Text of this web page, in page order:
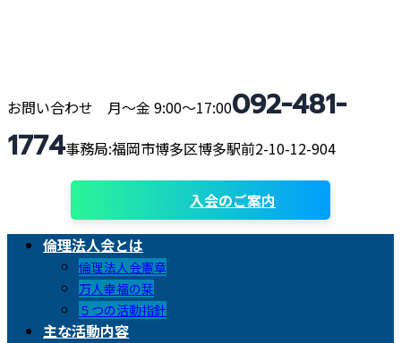
ツ
ス
シ
ン
お問い合わせ 月〜金 9:00〜17:00092-481-
1774事務局:福岡市博多区博多駅前2-10-12-904
入会のご案内
倫理法人会とは
倫理法人会憲章
万人幸福の栞
５つの活動指針
主な活動内容